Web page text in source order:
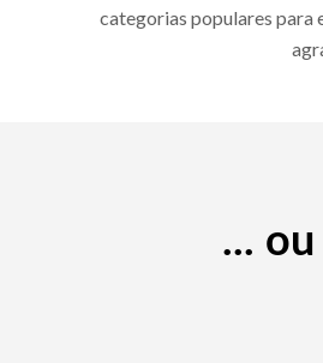
categorias populares para
...